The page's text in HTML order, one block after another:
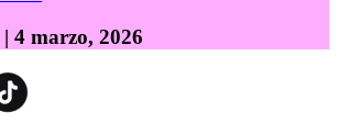
| 4 marzo, 2026